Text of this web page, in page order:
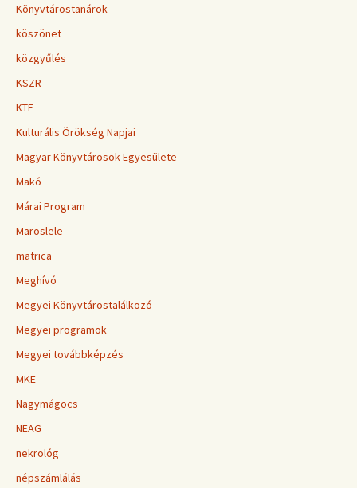
Könyvtárostanárok
köszönet
közgyűlés
KSZR
KTE
Kulturális Örökség Napjai
Magyar Könyvtárosok Egyesülete
Makó
Márai Program
Maroslele
matrica
Meghívó
Megyei Könyvtárostalálkozó
Megyei programok
Megyei továbbképzés
MKE
Nagymágocs
NEAG
nekrológ
népszámlálás